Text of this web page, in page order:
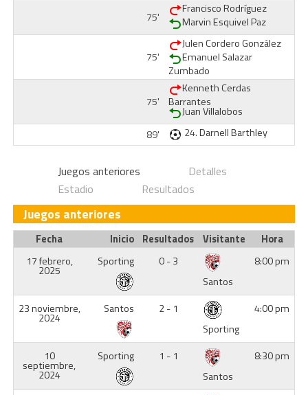
75'
Francisco Rodríguez
Marvin Esquivel Paz
75'
Julen Cordero González
Emanuel Salazar
Zumbado
75'
Kenneth Cerdas
Barrantes
Juan Villalobos
89'
24.Darnell Barthley
Juegos anteriores
Detalles
Estadio
Resultados
Juegos anteriores
Fecha Inicio Resultados Visitante
Hora
17 febrero,
2025
Sporting
0 - 3
Santos
8:00 pm
23 noviembre,
2024
Santos
2 - 1
Sporting
4:00 pm
10
septiembre,
2024
Sporting
1 - 1
Santos
8:30 pm